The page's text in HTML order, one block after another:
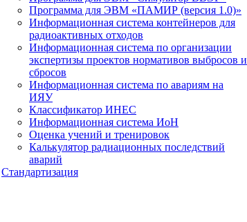
Программа для ЭВМ «ПАМИР (версия 1.0)»
Информационная система контейнеров для
радиоактивных отходов
Информационная система по организации
экспертизы проектов нормативов выбросов и
сбросов
Информационная система по авариям на
ИЯУ
Классификатор ИНЕС
Информационная система ИоН
Оценка учений и тренировок
Калькулятор радиационных последствий
аварий
Стандартизация